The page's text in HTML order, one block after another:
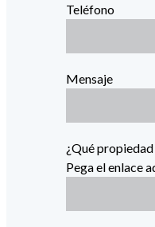
Teléfono
Mensaje
¿Qué
Pega el enlace